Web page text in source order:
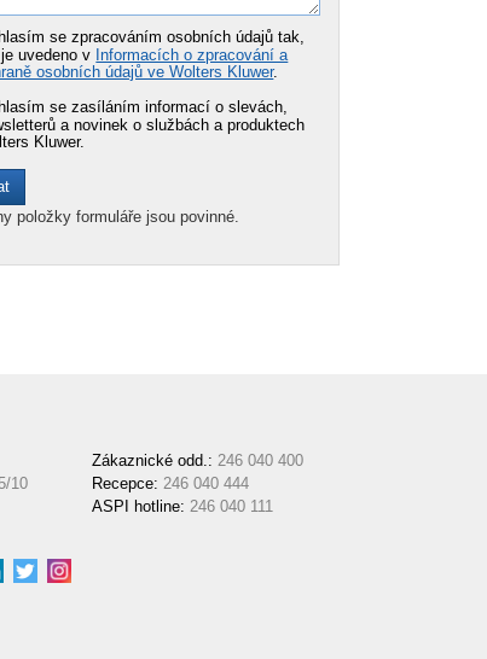
se zpracováním osobních údajů tak,
uvedeno v Informacích o zpracování a
osobních údajů ve Wolters Kluwer.
se zasíláním informací o slevách,
a novinek o službách a produktech
Kluwer.
položky formuláře jsou povinné.
10
Zákaznické odd.: 246 040 400
Recepce: 246 040 444
ASPI hotline: 246 040 111